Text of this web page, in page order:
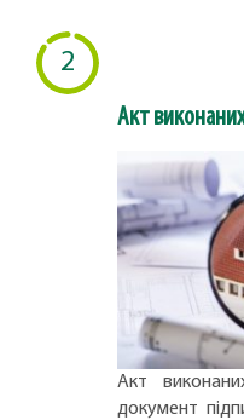
2
Акт
Акт
документ